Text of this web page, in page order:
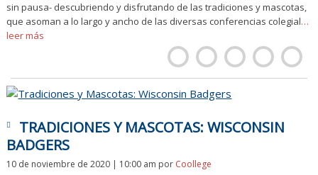
sin pausa- descubriendo y disfrutando de las tradiciones y mascotas,
que asoman a lo largo y ancho de las diversas conferencias colegial…
leer más
TRADICIONES Y MASCOTAS: WISCONSIN
BADGERS
10 de noviembre de 2020 | 10:00 am por Coollege